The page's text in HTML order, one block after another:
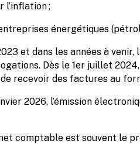
l’inflation ;
énergétiques
et dans les années à venir,
Dès le 1er juillet
recevoir des factures au
2026, l’émission
comptable est souvent le